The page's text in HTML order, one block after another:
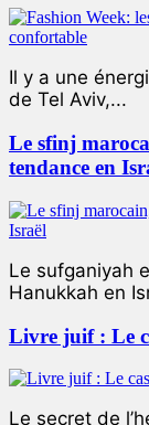
Il y a une
de Tel Aviv,...
Le sfinj
tendance en
Le sufganiyah
Hanukkah en
Livre juif : Le
Le secret de